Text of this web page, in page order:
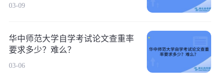
03-09
华中师范大学自学考试论文查重率
要求多少？难么？
03-06